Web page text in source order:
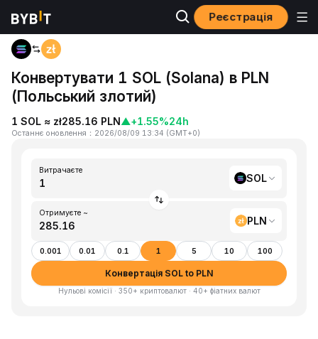
Реєстрація
Головна
Конвертувати 1 SOL (Solana) в PLN
(Польський злотий)
1 SOL ≈ zł285.16 PLN▲+1.55%24h
Останнє оновлення ： 2026/08/09 13:34 (GMT+0)
Витрачаєте
SOL
Отримуєте ~
PLN
0.001 0.01 0.1 1 5 10 100
Конвертація SOL to PLN
Нульові комісії · 350+ криптовалют · 40+ фіатних валют